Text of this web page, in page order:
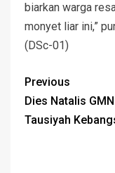
biarkan warga
monyet liar ini,”
(DSc-01)
Previous
Dies Natalis
Tausiyah